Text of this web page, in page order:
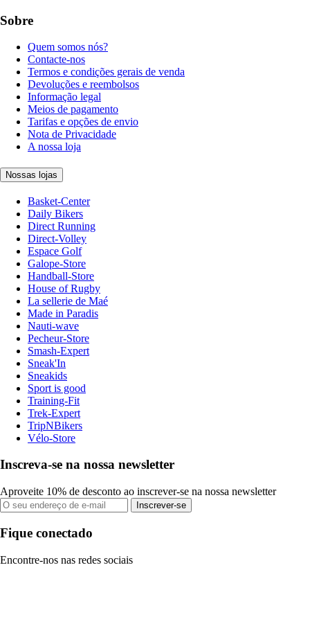
Sobre
Quem somos nós?
Contacte-nos
Termos e condições gerais de venda
Devoluções e reembolsos
Informação legal
Meios de pagamento
Tarifas e opções de envio
Nota de Privacidade
A nossa loja
Nossas lojas
Basket-Center
Daily Bikers
Direct Running
Direct-Volley
Espace Golf
Galope-Store
Handball-Store
House of Rugby
La sellerie de Maé
Made in Paradis
Nauti-wave
Pecheur-Store
Smash-Expert
Sneak'In
Sneakids
Sport is good
Training-Fit
Trek-Expert
TripNBikers
Vélo-Store
Inscreva-se na nossa newsletter
Aproveite 10% de desconto ao inscrever-se na nossa newsletter
Inscrever-se
Fique conectado
Encontre-nos nas redes sociais